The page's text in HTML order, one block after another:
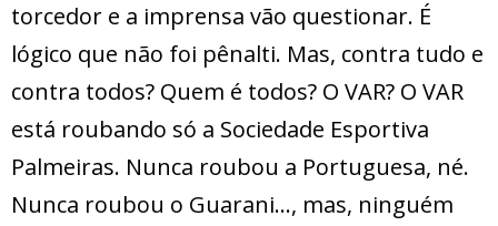
torcedor e a imprensa vão questionar. É
lógico que não foi pênalti. Mas, contra tudo e
contra todos? Quem é todos? O VAR? O VAR
está roubando só a Sociedade Esportiva
Palmeiras. Nunca roubou a Portuguesa, né.
Nunca roubou o Guarani…, mas, ninguém